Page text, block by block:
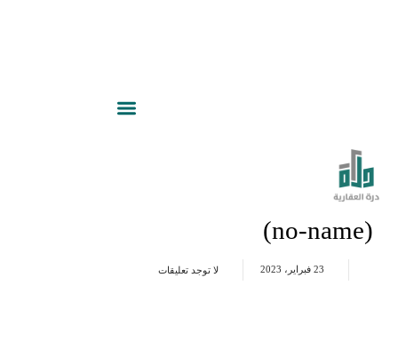
(no-name)
23 فبراير، 2023 لا توجد تعليقات